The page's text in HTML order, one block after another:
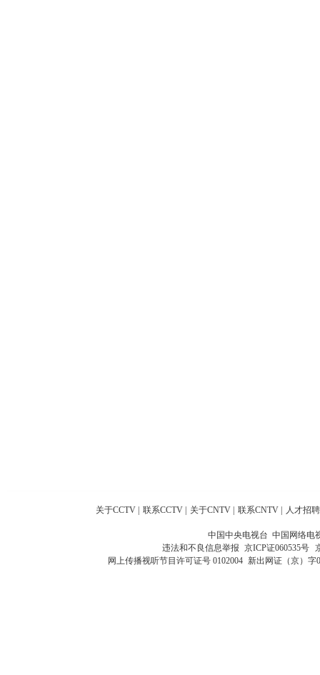
关于CCTV 联系CCTV 关于CNTV 联系CNTV 人才招聘
中国中央电视台 中国网络电
违法和不良信息举报 京ICP证060535号
网上传播视听节目许可证号 0102004 新出网证（京）